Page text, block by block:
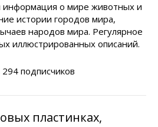
информация о мире животных и
истории городов мира,
народов мира. Регулярное
иллюстрированных описаний.
294 подписчиков
пластинках,